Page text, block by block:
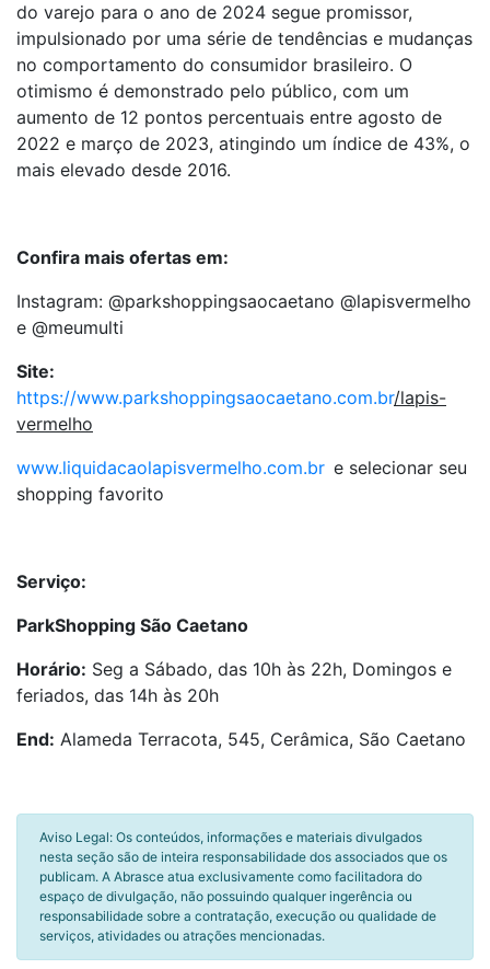
do varejo para o ano de 2024 segue promissor,
impulsionado por uma série de tendências e mudanças
no comportamento do consumidor brasileiro. O
otimismo é demonstrado pelo público, com um
aumento de 12 pontos percentuais entre agosto de
2022 e março de 2023, atingindo um índice de 43%, o
mais elevado desde 2016.
Confira mais ofertas em:
Instagram: @parkshoppingsaocaetano @lapisvermelho
e @meumulti
Site:
https://www.parkshoppingsaocaetano.com.br/lapis-
vermelho
www.liquidacaolapisvermelho.com.br e selecionar seu
shopping favorito
Serviço:
ParkShopping São Caetano
Horário: Seg a Sábado, das 10h às 22h, Domingos e
feriados, das 14h às 20h
End: Alameda Terracota, 545, Cerâmica, São Caetano
Aviso Legal: Os conteúdos, informações e materiais divulgados
nesta seção são de inteira responsabilidade dos associados que os
publicam. A Abrasce atua exclusivamente como facilitadora do
espaço de divulgação, não possuindo qualquer ingerência ou
responsabilidade sobre a contratação, execução ou qualidade de
serviços, atividades ou atrações mencionadas.